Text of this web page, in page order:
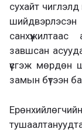
сухайт
завшсан
үүсгэж мөрдөн
замын бүтээн